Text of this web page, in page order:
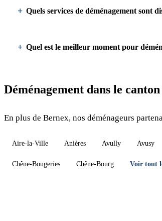
Quels services de déménagement sont
Quel est le meilleur moment pour
Déménagement dans le
En plus de Bernex, nos déménageurs
Aire-la-Ville Anières Avully Avusy
Chêne-Bougeries Chêne-Bourg Voir tout